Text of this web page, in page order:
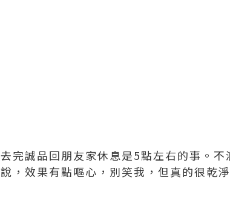
去完誠品回朋友家休息是5點左右的事。
說，效果有點嘔心，別笑我，但真的很乾